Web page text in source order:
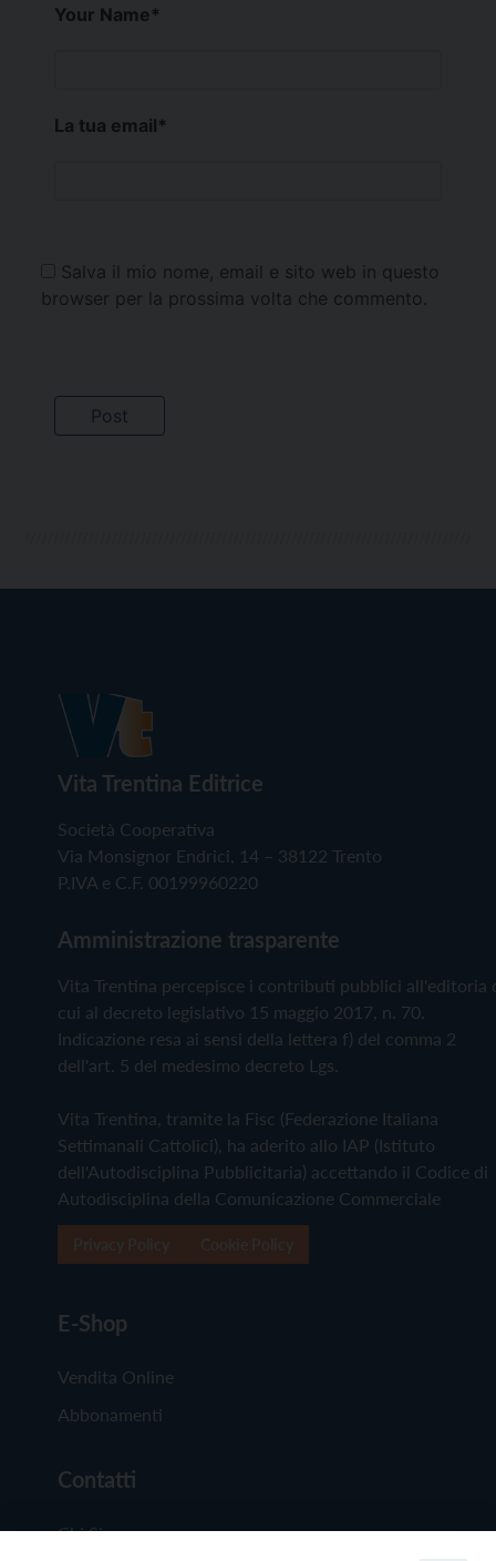
Your Name*
La tua email*
Salva il mio nome, email e sito web in questo
browser per la prossima volta che commento.
Vita Trentina Editrice
Società Cooperativa
Via Monsignor Endrici, 14 – 38122 Trento
P.IVA e C.F. 00199960220
Amministrazione trasparente
Vita Trentina percepisce i contributi pubblici all'editoria
cui al decreto legislativo 15 maggio 2017, n. 70.
Indicazione resa ai sensi della lettera f) del comma 2
dell'art. 5 del medesimo decreto Lgs.
Vita Trentina, tramite la Fisc (Federazione Italiana
Settimanali Cattolici), ha aderito allo IAP (Istituto
dell'Autodisciplina Pubblicitaria) accettando il Codice di
Autodisciplina della Comunicazione Commerciale
E-Shop
Vendita Online
Abbonamenti
Contatti
Chi Siamo